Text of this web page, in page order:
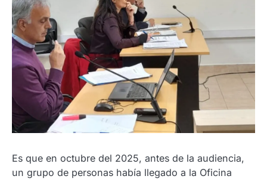
Es que en octubre del 2025, antes de la audiencia,
un grupo de personas había llegado a la Oficina